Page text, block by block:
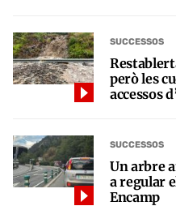
SUCCESSOS
però les
accessos
SUCCESSOS
Un arbre
a regular
Encamp